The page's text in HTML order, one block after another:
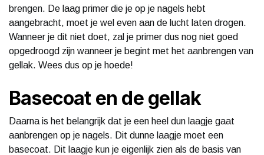
brengen. De laag primer die je op je nagels hebt
aangebracht, moet je wel even aan de lucht laten drogen.
Wanneer je dit niet doet, zal je primer dus nog niet goed
opgedroogd zijn wanneer je begint met het aanbrengen van
gellak. Wees dus op je hoede!
Basecoat en de gellak
Daarna is het belangrijk dat je een heel dun laagje gaat
aanbrengen op je nagels. Dit dunne laagje moet een
basecoat. Dit laagje kun je eigenlijk zien als de basis van